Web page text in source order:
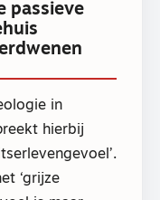
passieve
in
hierbij
‘grijze